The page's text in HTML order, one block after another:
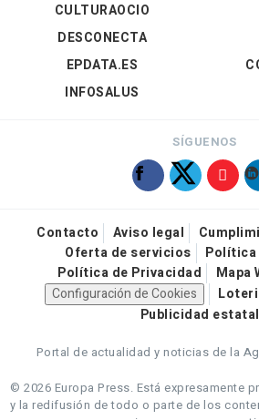
CULTURAOCIO
DESCONECTA
EPDATA.ES
INFOSALUS
SÍGUENOS
Contacto Aviso legal
Oferta de servicios
Política
Política de Privacidad
Mapa
Configuración de Cookies
Publicidad estatal
Portal de actualidad y noticias de la
© 2026 Europa Press. Está expresamente
y la redifusión de todo o parte de los